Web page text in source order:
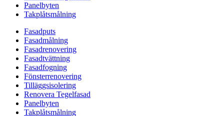
Panelbyten
Takplåtsmålning
Fasadputs
Fasadmålning
Fasadrenovering
Fasadtvättning
Fasadfogning
Fönsterrenovering
Tilläggsisolering
Renovera Tegelfasad
Panelbyten
Takplåtsmålning